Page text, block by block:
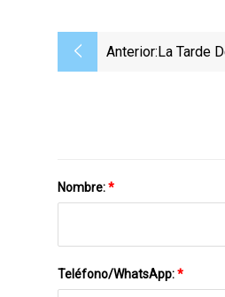
Anterior:La Tarde
Nombre:*
Teléfono/WhatsApp:*